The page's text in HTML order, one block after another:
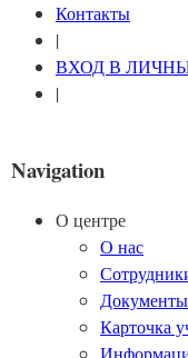
Контакты
|
ВХОД В
|
Navigation
О центре
О нас
Документы
Карточка